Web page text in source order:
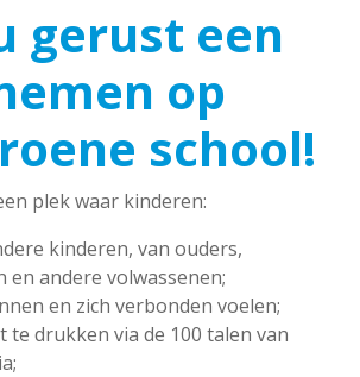
gerust een
op
school!
plek waar kinderen:
kinderen, van ouders,
en andere volwassenen;
en zich verbonden voelen;
te drukken via de 100 talen van